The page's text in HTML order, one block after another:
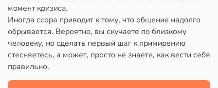
17:21
момент кризиса.
Иногда ссора приводит к тому, что общение надолго
обрывается. Вероятно, вы скучаете по близкому
человеку, но сделать первый шаг к примирению
стесняетесь, а может, просто не знаете, как вести себя
правильно.